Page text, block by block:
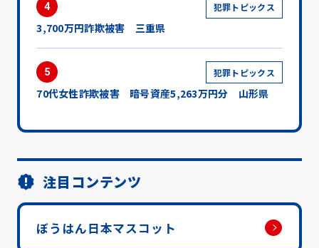
4 犯罪トピックス
3,700万円詐欺被害 三重県
5 犯罪トピックス
70代女性詐欺被害 暗号資産5,263万円分 山形県
注目コンテンツ
ぼうはん日本マスコット